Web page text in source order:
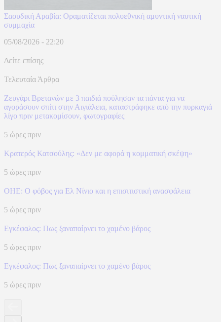
Σαουδική Αραβία: Οραματίζεται πολυεθνική αμυντική ναυτική
συμμαχία
05/08/2026 - 22:20
Δείτε επίσης
Τελευταία Άρθρα
Ζευγάρι Βρετανών με 3 παιδιά πούλησαν τα πάντα για να
αγοράσουν σπίτι στην Αιγιάλεια, καταστράφηκε από την πυρκαγιά
λίγο πριν μετακομίσουν, φωτογραφίες
5 ώρες πριν
Κρατερός Κατσούλης: «Δεν με αφορά η κομματική σκέψη»
5 ώρες πριν
ΟΗΕ: Ο φόβος για Ελ Νίνιο και η επισιτιστική ανασφάλεια
5 ώρες πριν
Eγκέφαλος: Πως ξαναπαίρνει το χαμένο βάρος
5 ώρες πριν
Eγκέφαλος: Πως ξαναπαίρνει το χαμένο βάρος
5 ώρες πριν